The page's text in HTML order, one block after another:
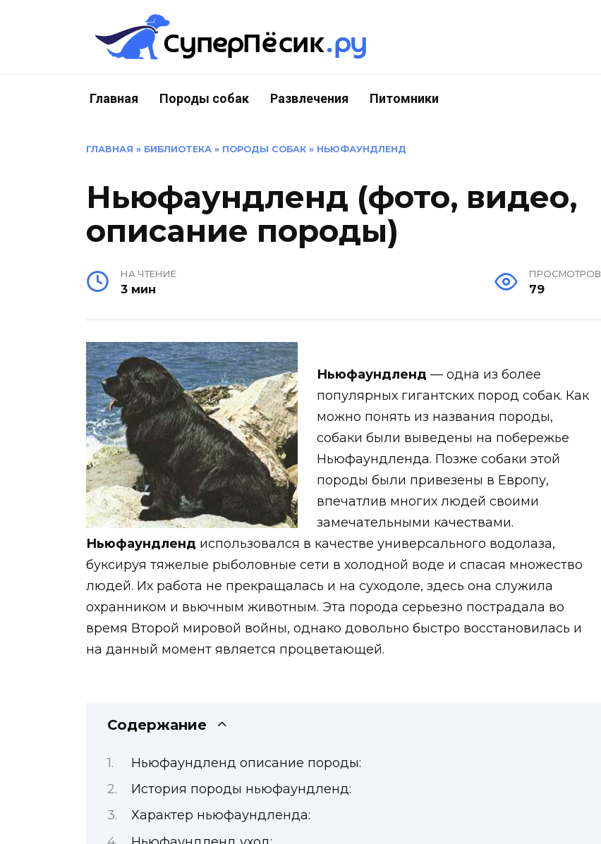
Главная Породы собак Развлечения Питомники
ГЛАВНАЯ » БИБЛИОТЕКА » ПОРОДЫ СОБАК » НЬЮФАУНДЛЕНД
Ньюфаундленд (фото, видео,
описание породы)
НА ЧТЕНИЕ
3 мин
ПРОСМОТРОВ
79
Ньюфаундленд — одна из более
популярных гигантских пород собак. Как
можно понять из названия породы,
собаки были выведены на побережье
Ньюфаундленда. Позже собаки этой
породы были привезены в Европу,
впечатлив многих людей своими
замечательными качествами.
Ньюфаундленд использовался в качестве универсального водолаза,
буксируя тяжелые рыболовные сети в холодной воде и спасая множество
людей. Их работа не прекращалась и на суходоле, здесь она служила
охранником и вьючным животным. Эта порода серьезно пострадала во
время Второй мировой войны, однако довольно быстро восстановилась и
на данный момент является процветающей.
Содержание
Ньюфаундленд описание породы:
История породы ньюфаундленд:
Характер ньюфаундленда: